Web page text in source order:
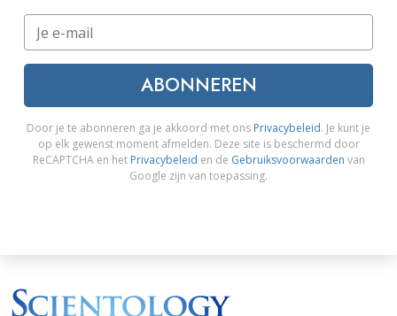
ABONNEREN
Door je te abonneren ga je akkoord met ons Privacybeleid. Je kunt je
op elk gewenst moment afmelden. Deze site is beschermd door
ReCAPTCHA en het Privacybeleid en de Gebruiksvoorwaarden van
Google zijn van toepassing.